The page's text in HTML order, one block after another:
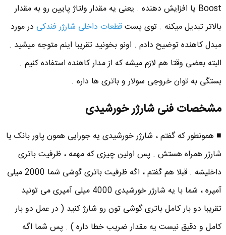
Boost یا افزایش دهنده . یعنی یه مقدار ولتاژ پایین رو به مقدار
بالاتر تبدیل میکنه . توی پستقطعات داخلی شارژر فندکی در مورد
مبدل کاهنده توضیح دادم . اونو بخونید تقریبا اینم متوجه میشید .
البته بعضی وقتا هم لازم میشه که از مدار کاهنده استفاده کنیم .
بستگی به توان خروجی سولار و باتری ها داره .
مشخصات فنی شارژر خورشیدی
■ همونطور که گفتم ، شارژر خورشیدی یه جورایی همون پاور بانک یا
شارژر همراه هستش . پس اولین چیزی که مهمه ، ظرفیت باتری
داخلیشه . قبلا هم گفتم ، اگه ظرفیت باتری گوشی شما 2000 میلی
آمپره ، شما با یه شارژر خورشیدی 4000 میلی آمپری می تونید
تقریبا دو بار کامل باتری گوشی تون رو شارژ کنید ( در عمل دو بار
کامل و دقیق نیست یه مقدار ضریب خطا داره ) . پس شما اگه